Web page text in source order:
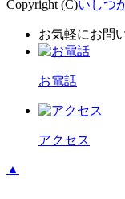
Copyright (C)いしつ
お気軽にお問
お電話
アクセス
▲